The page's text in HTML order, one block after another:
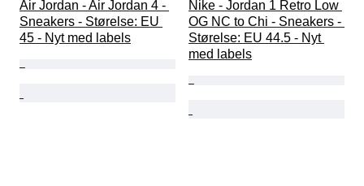
Air Jordan - Air Jordan 4 -
Sneakers - Størelse: EU
45 - Nyt med labels
Nike - Jordan 1 Retro Low
OG NC to Chi - Sneakers -
Størelse: EU 44.5 - Nyt
med labels